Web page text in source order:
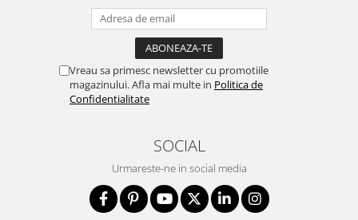
Vreau sa primesc newsletter cu promotiile
magazinului. Afla mai multe in Politica de
Confidentialitate
SOCIAL
Urmareste-ne in social media